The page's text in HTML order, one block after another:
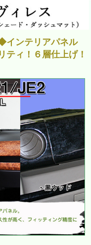
インテリアパネル
ィ！６層仕上げ！